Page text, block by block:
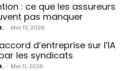
: ce que les assureurs
pas manquer
- Mai 13, 2026
d’entreprise sur l’IA
les syndicats
- Mai 11, 2026